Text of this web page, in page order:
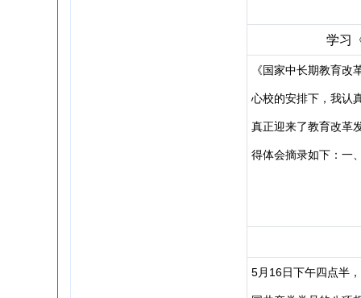
学习
《国家中长期教育
心校的安排下，我认
真正迎来了教育改革
得体会摘录如下：一
5月16日下午四点半